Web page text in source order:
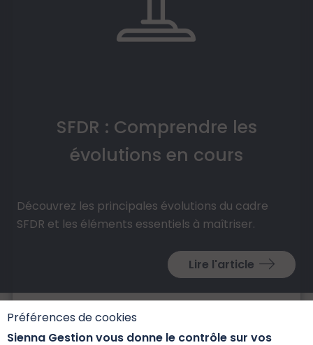
Préférences de cookies
Sienna Gestion vous donne le contrôle sur vos
SFDR : Comprendre les
évolutions en cours
Découvrez les principales évolutions du cadre
SFDR et les éléments essentiels à maîtriser.
Lire l'article